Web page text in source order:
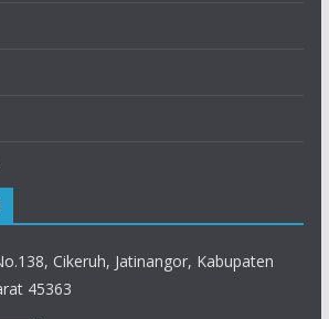
Cikeruh, Jatinangor, Kabupaten
45363